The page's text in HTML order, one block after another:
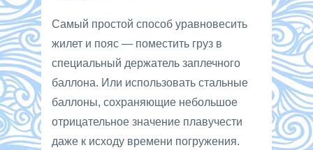
Самый простой способ уравновесить
жилет и пояс — поместить груз в
специальный держатель заплечного
баллона. Или использовать стальные
баллоны, сохраняющие небольшое
отрицательное значение плавучести
даже к исходу времени погружения.